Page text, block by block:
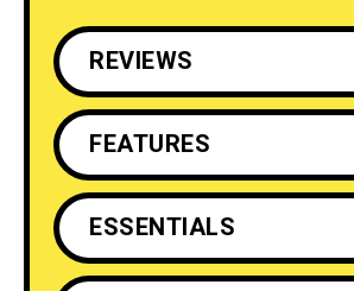
REVIEWS
FEATURES
ESSENTIALS